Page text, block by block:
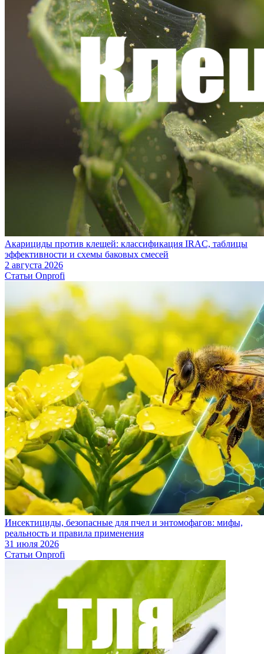
Акарициды против клещей: классификация IRAC, таблицы
эффективности и схемы баковых смесей
2 августа 2026
Статьи Onprofi
Инсектициды, безопасные для пчел и энтомофагов: мифы,
реальность и правила применения
31 июля 2026
Статьи Onprofi